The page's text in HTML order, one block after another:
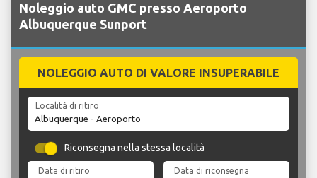
Noleggio auto GMC presso Aeroporto
Albuquerque Sunport
NOLEGGIO AUTO DI VALORE INSUPERABILE
Località di ritiro
Riconsegna nella stessa località
Data di ritiro Data di riconsegna